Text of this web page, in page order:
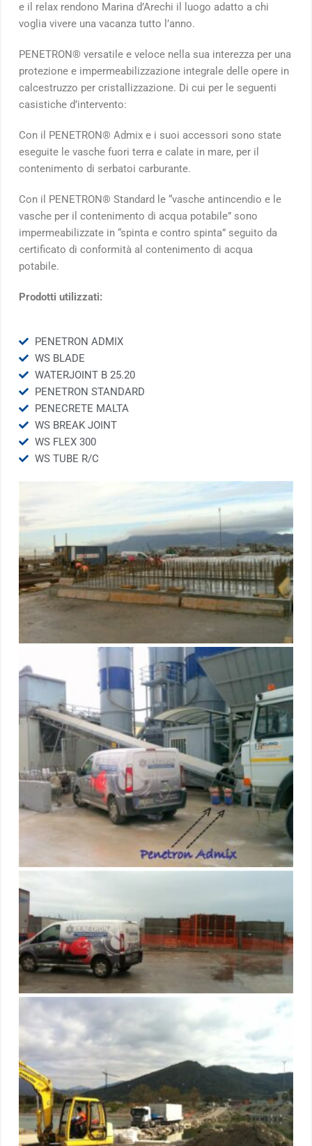
e il relax rendono Marina d’Arechi il luogo adatto a chi
voglia vivere una vacanza tutto l’anno.
PENETRON® versatile e veloce nella sua interezza per una
protezione e impermeabilizzazione integrale delle opere in
calcestruzzo per cristallizzazione. Di cui per le seguenti
casistiche d’intervento:
Con il PENETRON® Admix e i suoi accessori sono state
eseguite le vasche fuori terra e calate in mare, per il
contenimento di serbatoi carburante.
Con il PENETRON® Standard le “vasche antincendio e le
vasche per il contenimento di acqua potabile” sono
impermeabilizzate in “spinta e contro spinta” seguito da
certificato di conformità al contenimento di acqua
potabile.
Prodotti utilizzati:
PENETRON ADMIX
WS BLADE
WATERJOINT B 25.20
PENETRON STANDARD
PENECRETE MALTA
WS BREAK JOINT
WS FLEX 300
WS TUBE R/C